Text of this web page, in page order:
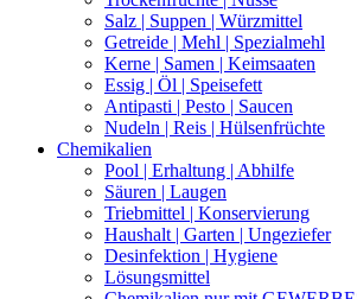
Salz | Suppen | Würzmittel
Getreide | Mehl | Spezialmehl
Kerne | Samen | Keimsaaten
Essig | Öl | Speisefett
Antipasti | Pesto | Saucen
Nudeln | Reis | Hülsenfrüchte
Chemikalien
Pool | Erhaltung | Abhilfe
Säuren | Laugen
Triebmittel | Konservierung
Haushalt | Garten | Ungeziefer
Desinfektion | Hygiene
Lösungsmittel